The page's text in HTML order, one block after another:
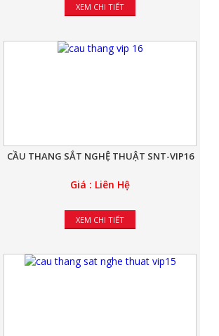
XEM CHI TIẾT
CẦU THANG SẮT NGHỆ THUẬT SNT-VIP16
Giá : Liên Hệ
XEM CHI TIẾT